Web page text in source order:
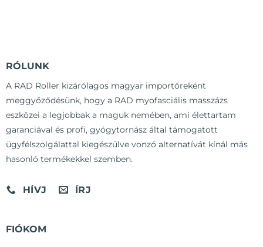
RÓLUNK
A RAD Roller kizárólagos magyar importőreként
meggyőződésünk, hogy a RAD myofasciális masszázs
eszközei a legjobbak a maguk nemében, ami élettartam
garanciával és profi, gyógytornász által támogatott
ügyfélszolgálattal kiegészülve vonzó alternatívát kínál más
hasonló termékekkel szemben.
HÍVJ ÍRJ
FIÓKOM